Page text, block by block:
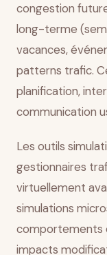
congestion
long-terme
vacances,
patterns trafic.
planification,
communication
Les outils
gestionnaires
virtuellement
simulations
comportements
impacts